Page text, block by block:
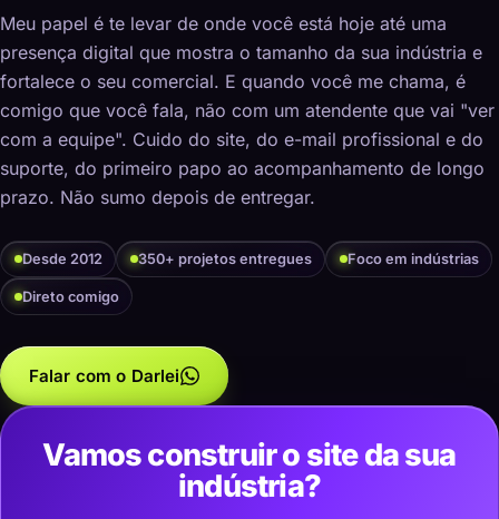
Meu papel é te levar de onde você está hoje até uma
presença digital que mostra o tamanho da sua indústria e
fortalece o seu comercial. E quando você me chama, é
comigo que você fala, não com um atendente que vai "ver
com a equipe". Cuido do site, do e-mail profissional e do
suporte, do primeiro papo ao acompanhamento de longo
prazo. Não sumo depois de entregar.
Desde 2012 350+ projetos entregues Foco em indústrias
Direto comigo
Falar com o Darlei
Vamos construir o site da sua
indústria?